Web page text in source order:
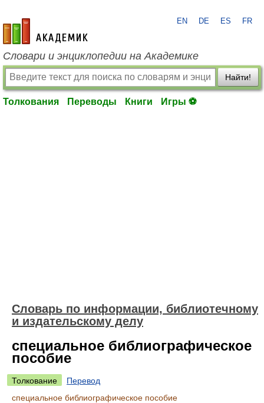
academic.ru
EN DE ES FR
Словари и энциклопедии на Академике
Найти!
Толкования Переводы Книги Игры ⚽
Словарь по информации, библиотечному
и издательскому делу
специальное библиографическое
пособие
Толкование
Перевод
специальное библиографическое пособие